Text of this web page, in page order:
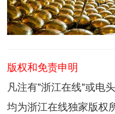
版权和免责申明
凡注有"浙江在线"或电
均为浙江在线独家版权